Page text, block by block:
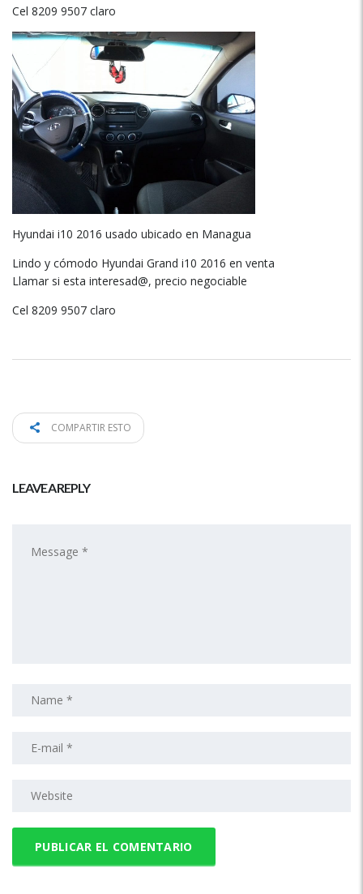
Cel 8209 9507 claro
Hyundai i10 2016 usado ubicado en Managua
Lindo y cómodo Hyundai Grand i10 2016 en venta
Llamar si esta interesad@, precio negociable
Cel 8209 9507 claro
COMPARTIR ESTO
LEAVE A REPLY